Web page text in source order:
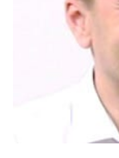
Obchodní
Hledaná fráze